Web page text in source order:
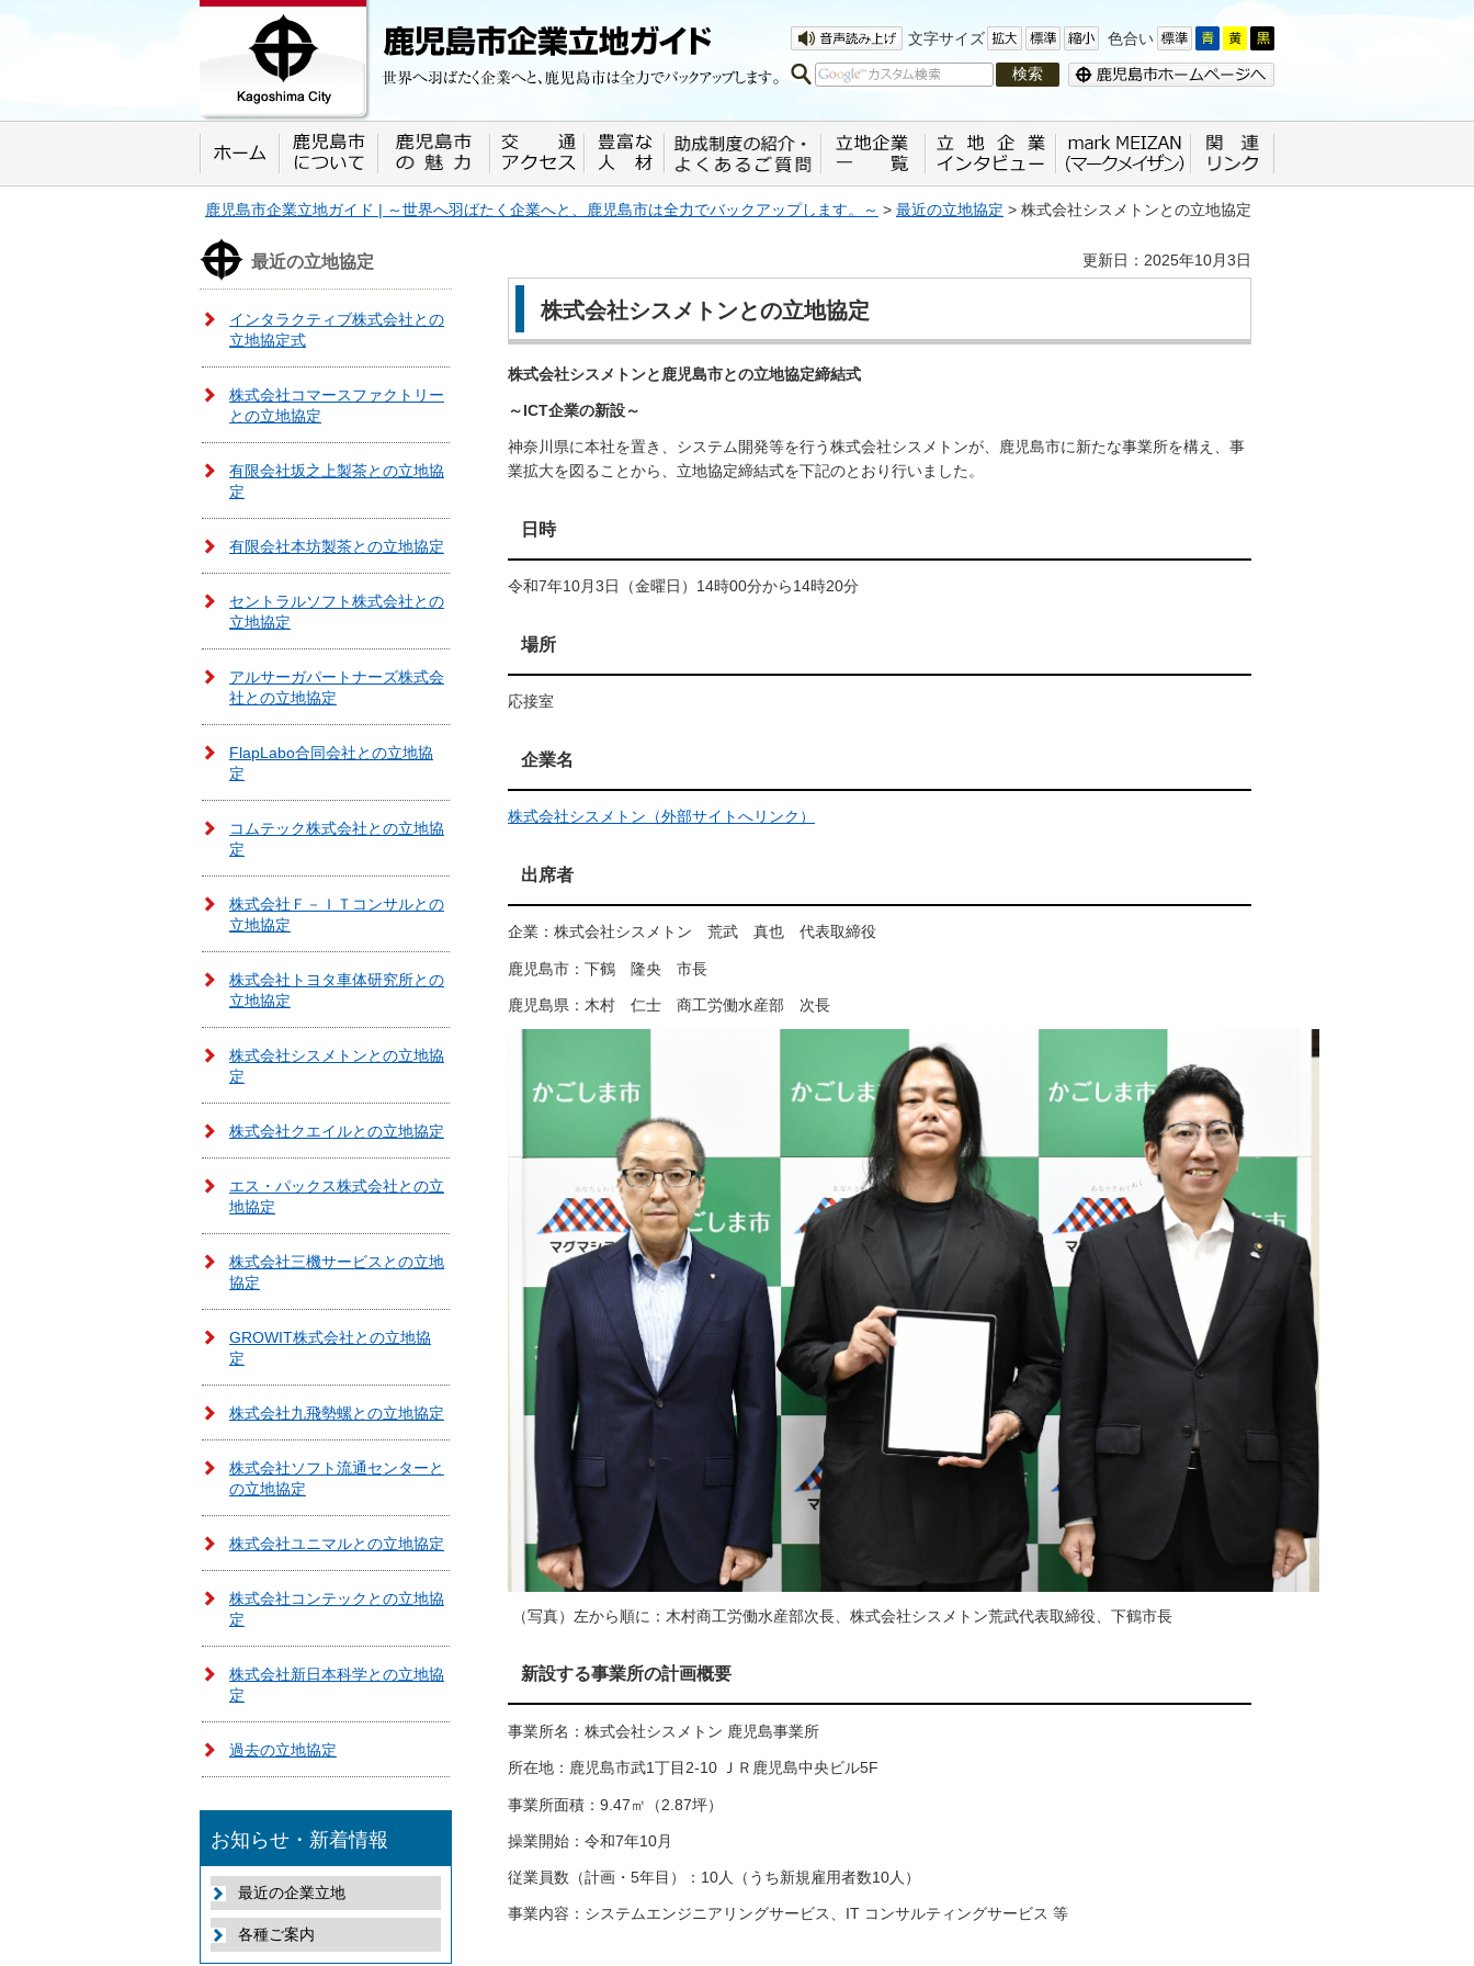
鹿児島市企業立地ガイド 世界へ羽ばたく企業へと、鹿児島市は全力でバックアッ
プします。
文字サイズ 色合い
鹿児島市企業立地ガイド | ～世界へ羽ばたく企業へと、鹿児島市は全力でバックアップします。～ > 最近の立地協定 > 株式会社シスメトンとの立地協定
最近の立地協定
インタラクティブ株式会社との
立地協定式
株式会社コマースファクトリー
との立地協定
有限会社坂之上製茶との立地協
定
有限会社本坊製茶との立地協定
セントラルソフト株式会社との
立地協定
アルサーガパートナーズ株式会
社との立地協定
FlapLabo合同会社との立地協
定
コムテック株式会社との立地協
定
株式会社Ｆ－ＩＴコンサルとの
立地協定
株式会社トヨタ車体研究所との
立地協定
株式会社シスメトンとの立地協
定
株式会社クエイルとの立地協定
エス・パックス株式会社との立
地協定
株式会社三機サービスとの立地
協定
GROWIT株式会社との立地協
定
株式会社九飛勢螺との立地協定
株式会社ソフト流通センターと
の立地協定
株式会社ユニマルとの立地協定
株式会社コンテックとの立地協
定
株式会社新日本科学との立地協
定
過去の立地協定
お知らせ・新着情報
最近の企業立地
各種ご案内
更新日：2025年10月3日
株式会社シスメトンとの立地協定
株式会社シスメトンと鹿児島市との立地協定締結式
～ICT企業の新設～
神奈川県に本社を置き、システム開発等を行う株式会社シスメトンが、鹿児島市に新たな事業所を構え、事
業拡大を図ることから、立地協定締結式を下記のとおり行いました。
日時
令和7年10月3日（金曜日）14時00分から14時20分
場所
応接室
企業名
株式会社シスメトン（外部サイトへリンク）
出席者
企業：株式会社シスメトン 荒武 真也 代表取締役
鹿児島市：下鶴 隆央 市長
鹿児島県：木村 仁士 商工労働水産部 次長
（写真）左から順に：木村商工労働水産部次長、株式会社シスメトン荒武代表取締役、下鶴市長
新設する事業所の計画概要
事業所名：株式会社シスメトン 鹿児島事業所
所在地：鹿児島市武1丁目2-10 ＪＲ鹿児島中央ビル5F
事業所面積：9.47㎡（2.87坪）
操業開始：令和7年10月
従業員数（計画・5年目）：10人（うち新規雇用者数10人）
事業内容：システムエンジニアリングサービス、IT コンサルティングサービス 等